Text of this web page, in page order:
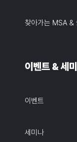
찾아가는 MSA &
이벤트 & 세
이벤트
세미나